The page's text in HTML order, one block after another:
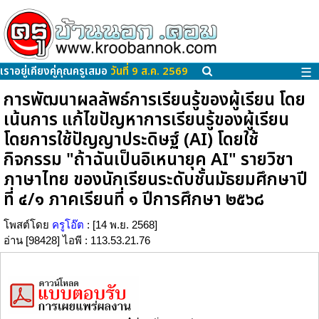
เราอยู่เคียงคู่คุณครูเสมอ วันที่ 9 ส.ค. 2569 ☰
การพัฒนาผลลัพธ์การเรียนรู้ของผู้เรียน โดย
เน้นการ แก้ไขปัญหาการเรียนรู้ของผู้เรียน
โดยการใช้ปัญญาประดิษฐ์ (AI) โดยใช้
กิจกรรม "ถ้าฉันเป็นอิเหนายุค AI" รายวิชา
ภาษาไทย ของนักเรียนระดับชั้นมัธยมศึกษาปี
ที่ ๔/๑ ภาคเรียนที่ ๑ ปีการศึกษา ๒๕๖๘
โพสต์โดย ครูโอ๊ต : [14 พ.ย. 2568]
อ่าน [98428] ไอพี : 113.53.21.76